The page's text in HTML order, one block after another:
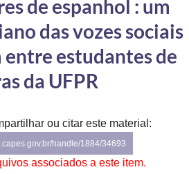
dos Direitos Humanos
de espanhol : um
das vozes sociais
estudantes de
da UFPR
ou citar este material:
handle/1884/34693
associados a este item.